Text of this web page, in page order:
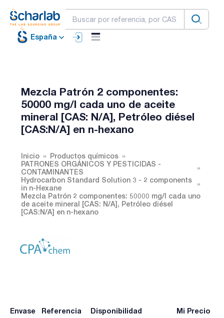
España
Mezcla Patrón 2 componentes:
50000 mg/l cada uno de aceite
mineral [CAS: N/A], Petróleo diésel
[CAS:N/A] en n-hexano
Inicio
Productos químicos
PATRONES ORGÁNICOS Y PESTICIDAS -
CONTAMINANTES
Hydrocarbon Standard Solution 3 - 2 components
in n-Hexane
Mezcla Patrón 2 componentes: 50000 mg/l cada uno
de aceite mineral [CAS: N/A], Petróleo diésel
[CAS:N/A] en n-hexano
Envase Referencia Disponibilidad Mi Precio